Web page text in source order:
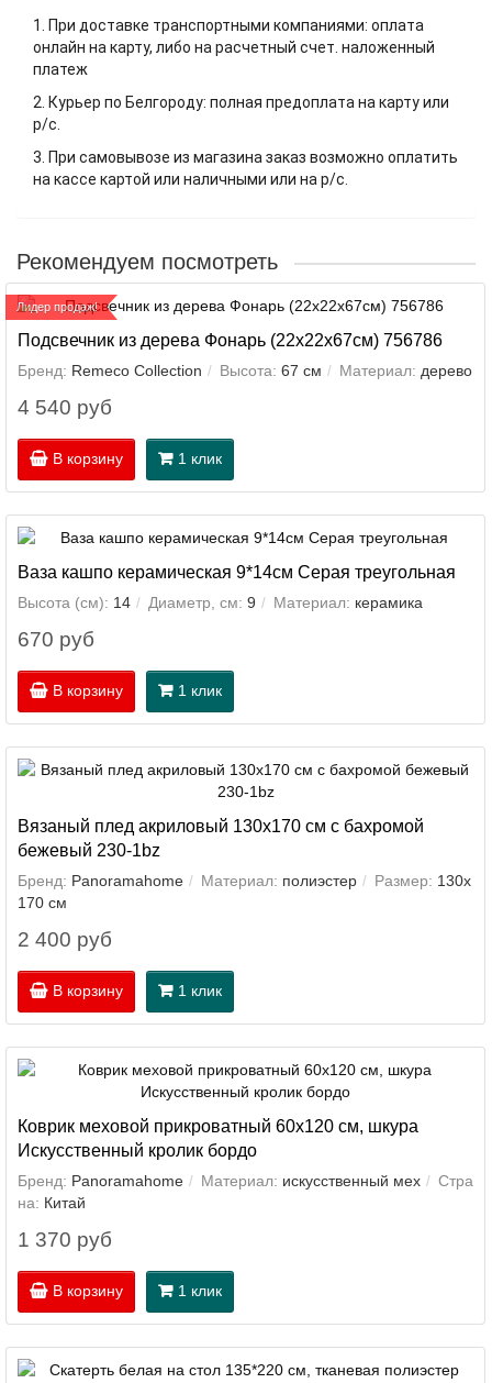
1. При доставке транспортными компаниями: оплата
онлайн на карту, либо на расчетный счет. наложенный
платеж
2. Курьер по Белгороду: полная предоплата на карту или
р/с.
3. При самовывозе из магазина заказ возможно оплатить
на кассе картой или наличными или на р/с.
Рекомендуем посмотреть
Лидер продаж!
Подсвечник из дерева Фонарь (22х22х67см) 756786
Бренд: Remeco Collection Высота: 67 см Материал: дерево
4 540 руб
В корзину 1 клик
Ваза кашпо керамическая 9*14см Серая треугольная
Высота (см): 14 Диаметр, см: 9 Материал: керамика
670 руб
В корзину 1 клик
Вязаный плед акриловый 130х170 см с бахромой
бежевый 230-1bz
Бренд: Panoramahome Материал: полиэстер Размер: 130х
170 см
2 400 руб
В корзину 1 клик
Коврик меховой прикроватный 60х120 см, шкура
Искусственный кролик бордо
Бренд: Panoramahome Материал: искусственный мех
Стра
на: Китай
1 370 руб
В корзину 1 клик